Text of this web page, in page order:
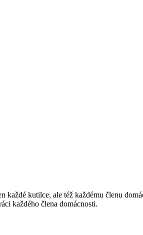
kutilce, ale též každému členu
každého člena domácnosti.